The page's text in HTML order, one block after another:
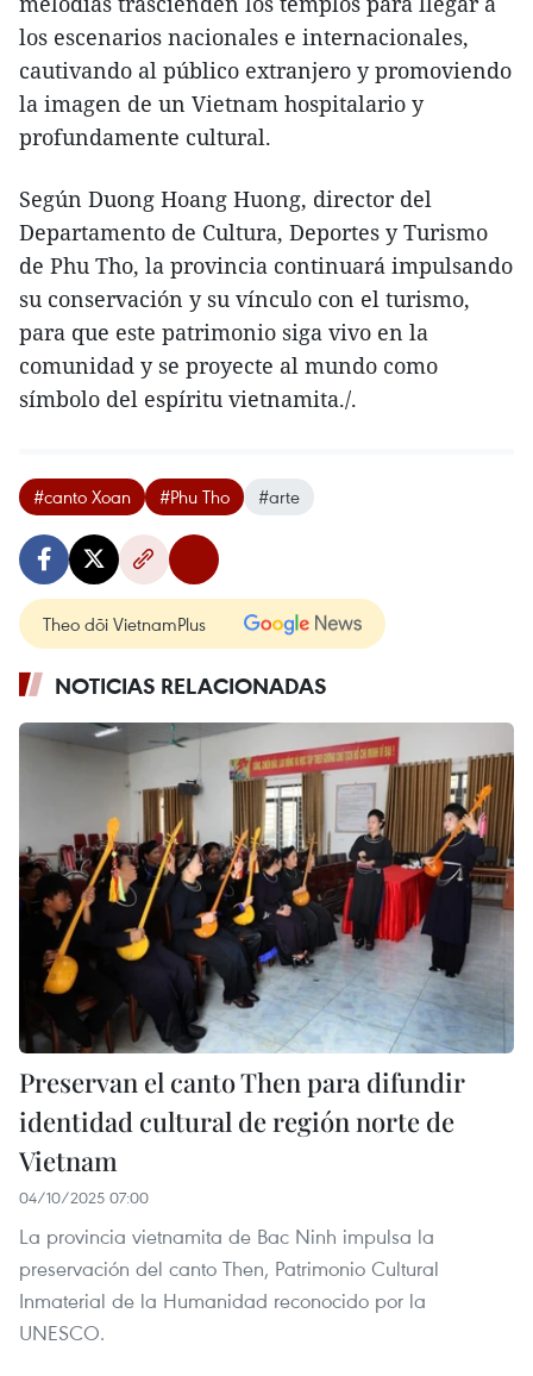
los escenarios nacionales e internacionales,
cautivando al público extranjero y promoviendo
la imagen de un Vietnam hospitalario y
profundamente cultural.
Según Duong Hoang Huong, director del
Departamento de Cultura, Deportes y Turismo
de Phu Tho, la provincia continuará impulsando
su conservación y su vínculo con el turismo,
para que este patrimonio siga vivo en la
comunidad y se proyecte al mundo como
símbolo del espíritu vietnamita./.
#canto Xoan #Phu Tho #arte
Theo dõi VietnamPlus
NOTICIAS RELACIONADAS
Preservan el canto Then para difundir
identidad cultural de región norte de
Vietnam
04/10/2025 07:00
La provincia vietnamita de Bac Ninh impulsa la
preservación del canto Then, Patrimonio Cultural
Inmaterial de la Humanidad reconocido por la
UNESCO.